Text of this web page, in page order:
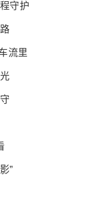
守护
流里
”